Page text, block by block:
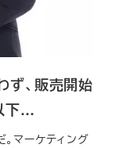
、販売開始
下…
マーケティング